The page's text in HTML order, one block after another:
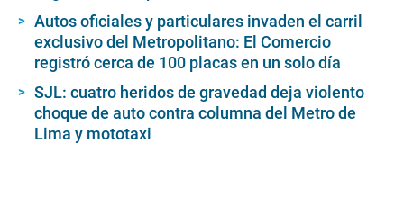
Autos oficiales y particulares invaden el carril
exclusivo del Metropolitano: El Comercio
registró cerca de 100 placas en un solo día
SJL: cuatro heridos de gravedad deja violento
choque de auto contra columna del Metro de
Lima y mototaxi